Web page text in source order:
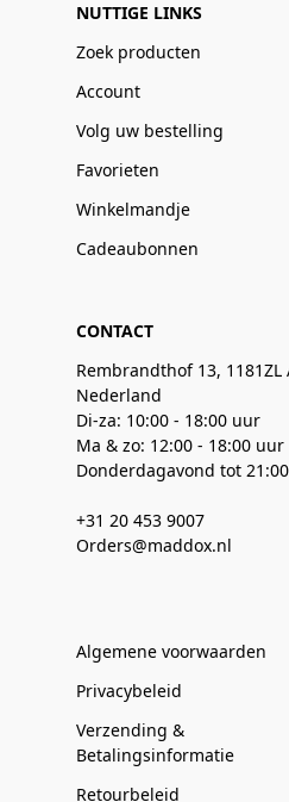
NUTTIGE LINKS
Zoek producten
Account
Volg uw bestelling
Favorieten
Winkelmandje
Cadeaubonnen
CONTACT
Rembrandthof 13, 1181ZL
Nederland
Di-za: 10:00 - 18:00 uur
Ma & zo: 12:00 - 18:00 uur
Donderdagavond tot
+31 20 453 9007
Orders@maddox.nl
Algemene voorwaarden
Privacybeleid
Verzending &
Betalingsinformatie
Retourbeleid